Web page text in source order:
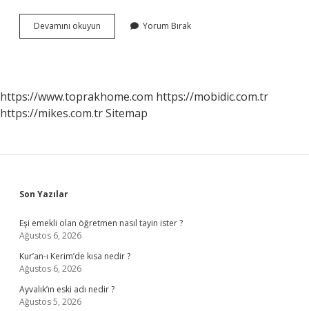
Devamını okuyun Alanyada
Kar
Yorum Bırak
https://www.toprakhome.com https://mobidic.com.tr
https://mikes.com.trSitemap
Sidebar
Son Yazılar
Eşi emekli olan öğretmen nasıl tayin ister ?
Ağustos 6, 2026
Kur’an-ı Kerim’de kısa nedir ?
Ağustos 6, 2026
Ayvalık’ın eski adı nedir ?
Ağustos 5, 2026